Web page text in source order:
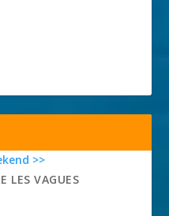
>>
LES VAGUES